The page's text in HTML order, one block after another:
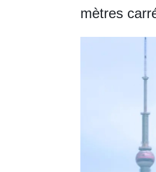
mètres